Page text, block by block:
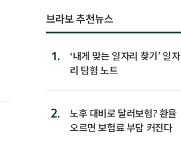
브라보 추천뉴스
1.
‘내게 맞는 일자리 찾기’ 일자
리 탐험 노트
2.
노후 대비로 달러보험? 환율
오르면 보험료 부담 커진다